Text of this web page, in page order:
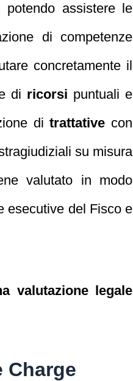
assistere le
di competenze
concretamente il
di ricorsi puntuali e
ditrattative con
su misura
valutato in modo
esecutive del Fisco e
valutazione legale
Charge